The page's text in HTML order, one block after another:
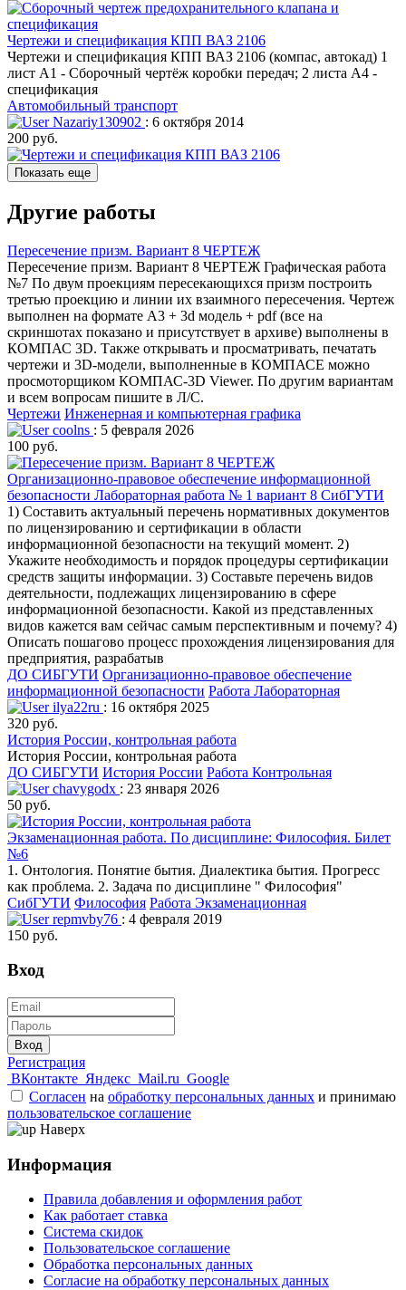
Чертежи и спецификация КПП ВАЗ 2106
Чертежи и спецификация КПП ВАЗ 2106 (компас, автокад) 1
лист А1 - Сборочный чертёж коробки передач; 2 листа А4 -
спецификация
Автомобильный транспорт
Nazariy130902 : 6 октября 2014
200 руб.
Показать еще
Другие работы
Пересечение призм. Вариант 8 ЧЕРТЕЖ
Пересечение призм. Вариант 8 ЧЕРТЕЖ Графическая работа
№7 По двум проекциям пересекающихся призм построить
третью проекцию и линии их взаимного пересечения. Чертеж
выполнен на формате А3 + 3d модель + pdf (все на
скриншотах показано и присутствует в архиве) выполнены в
КОМПАС 3D. Также открывать и просматривать, печатать
чертежи и 3D-модели, выполненные в КОМПАСЕ можно
просмоторщиком КОМПАС-3D Viewer. По другим вариантам
и всем вопросам пишите в Л/С.
Чертежи Инженерная и компьютерная графика
coolns : 5 февраля 2026
100 руб.
Организационно-правовое обеспечение информационной
безопасности Лабораторная работа № 1 вариант 8 СибГУТИ
1) Составить актуальный перечень нормативных документов
по лицензированию и сертификации в области
информационной безопасности на текущий момент. 2)
Укажите необходимость и порядок процедуры сертификации
средств защиты информации. 3) Составьте перечень видов
деятельности, подлежащих лицензированию в сфере
информационной безопасности. Какой из представленных
видов кажется вам сейчас самым перспективным и почему? 4)
Описать пошагово процесс прохождения лицензирования для
предприятия, разрабатыв
ДО СИБГУТИ Организационно-правовое обеспечение
информационной безопасности Работа Лабораторная
ilya22ru : 16 октября 2025
320 руб.
История России, контрольная работа
История России, контрольная работа
ДО СИБГУТИ История России Работа Контрольная
chavygodx : 23 января 2026
50 руб.
Экзаменационная работа. По дисциплине: Философия. Билет
№6
1. Онтология. Понятие бытия. Диалектика бытия. Прогресс
как проблема. 2. Задача по дисциплине " Философия"
СибГУТИ Философия Работа Экзаменационная
repmvby76 : 4 февраля 2019
150 руб.
Вход
Вход
Регистрация
ВКонтакте Яндекс Mail.ru Google
Согласен на обработку персональных данных и принимаю
пользовательское соглашение
Наверх
Информация
Правила добавления и оформления работ
Как работает ставка
Система скидок
Пользовательское соглашение
Обработка персональных данных
Согласие на обработку персональных данных